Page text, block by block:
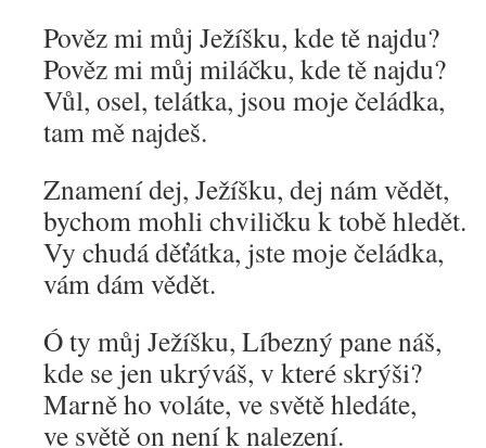
Pověz mi můj Ježíšku, kde tě najdu?
Pověz mi můj miláčku, kde tě najdu?
Vůl, osel, telátka, jsou moje čeládka,
tam mě najdeš.
Znamení dej, Ježíšku, dej nám vědět,
bychom mohli chviličku k tobě hledět.
Vy chudá děťátka, jste moje čeládka,
vám dám vědět.
Ó ty můj Ježíšku, Líbezný pane náš,
kde se jen ukrýváš, v které skrýši?
Marně ho voláte, ve světě hledáte,
ve světě on není k nalezení.